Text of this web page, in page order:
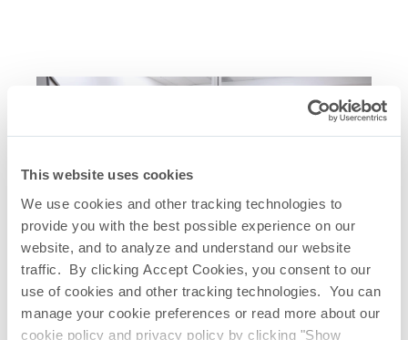
This website uses cookies
We use cookies and other tracking technologies to
provide you with the best possible experience on our
website, and to analyze and understand our website
traffic. By clicking Accept Cookies, you consent to our
use of cookies and other tracking technologies. You can
manage your cookie preferences or read more about our
cookie policy and privacy policy by clicking "Show
Verwandte Quicklinks
CryoVault® Gefrier- und Auftauplattform
Broschüren CryoVault ®